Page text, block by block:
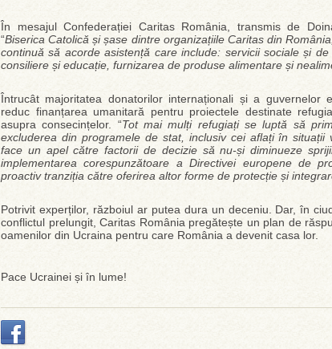
În mesajul Confederației Caritas România, transmis de
“Biserica Catolică și șase dintre organizațiile Caritas din
continuă să acorde asistență care include: servicii sociale și
consiliere și educație, furnizarea de produse alimentare și
Întrucât majoritatea donatorilor internaționali și a guvernelor
reduc finanțarea umanitară pentru proiectele destinate
asupra consecințelor. “Tot mai mulți refugiați se luptă să
excluderea din programele de stat, inclusiv cei aflați în situații
face un apel către factorii de decizie să nu-și diminueze
implementarea corespunzătoare a Directivei europene de
proactiv tranziția către oferirea altor forme de protecție și
Potrivit experților, războiul ar putea dura un deceniu. Dar, în
conflictul prelungit, Caritas România pregătește un plan de
oamenilor din Ucraina pentru care România a devenit casa lor.
Pace Ucrainei și în lume!